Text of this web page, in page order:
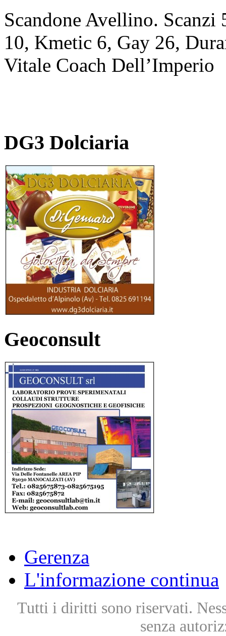
Scandone Avellino. Scanzi
10, Kmetic 6, Gay 26,
Vitale Coach Dell’Imperio
DG3 Dolciaria
Geoconsult
Gerenza
L'informazione continua
Tutti i diritti sono riservati.
senza